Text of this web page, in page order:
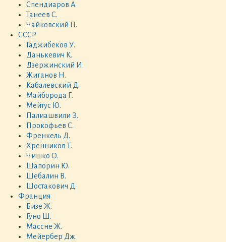
Спендиаров А.
Танеев С.
Чайковский П.
СССР
Гаджибеков У.
Данькевич К.
Дзержинский И.
Жиганов Н.
Кабалевский Д.
Майборода Г.
Мейтус Ю.
Палиашвили З.
Прокофьев С.
Френкель Д.
Хренников Т.
Чишко О.
Шапорин Ю.
Шебалин В.
Шостакович Д.
Франция
Бизе Ж.
Гуно Ш.
Массне Ж.
Мейербер Дж.